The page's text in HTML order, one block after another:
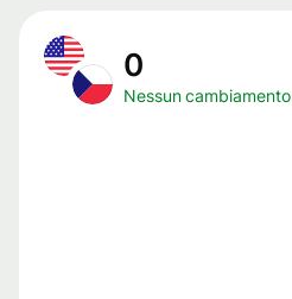
0
Nessun cambiamento